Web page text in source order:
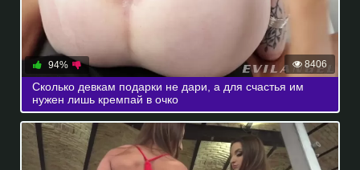
8406
94%
Сколько девкам подарки не дари, а для счастья им
нужен лишь кремпай в очко